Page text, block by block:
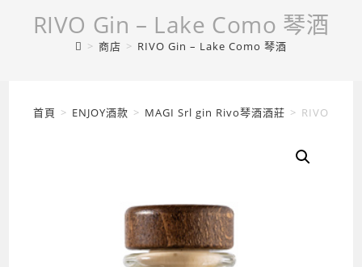
RIVO Gin – Lake Como 琴酒
> 商店 > RIVO Gin – Lake Como 琴酒
首頁 > ENJOY酒款 > MAGI Srl gin Rivo琴酒酒莊 > RIVO Gin